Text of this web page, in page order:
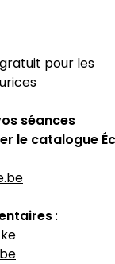
pour les
séances
le catalogue
: